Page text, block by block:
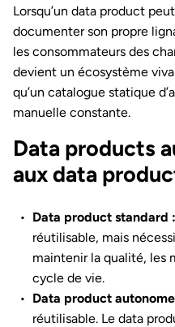
Lorsqu’un data product
documenter son propre
les consommateurs des
devient un écosystème
qu’un catalogue statique
manuelle constante.
Data products
aux data
Data product standard :
réutilisable, mais
maintenir la qualité, les
cycle de vie.
Data product
réutilisable. Le data